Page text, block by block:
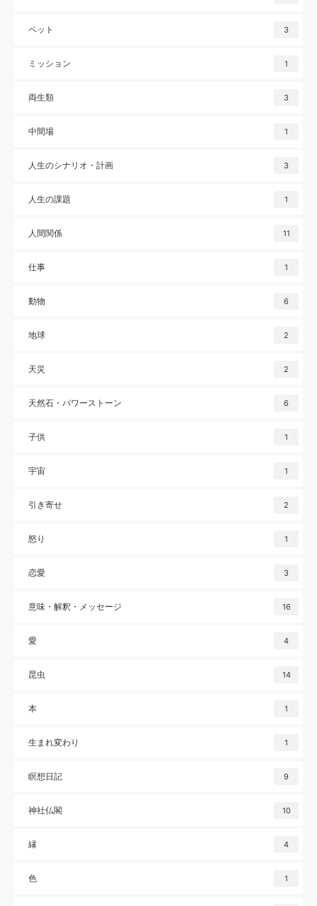
ペット 3
ミッション 1
両生類 3
中間場 1
人生のシナリオ・計画 3
人生の課題 1
人間関係 11
仕事 1
動物 6
地球 2
天災 2
天然石・パワーストーン 6
子供 1
宇宙 1
引き寄せ 2
怒り 1
恋愛 3
意味・解釈・メッセージ 16
愛 4
昆虫 14
本 1
生まれ変わり 1
瞑想日記 9
神社仏閣 10
縁 4
色 1